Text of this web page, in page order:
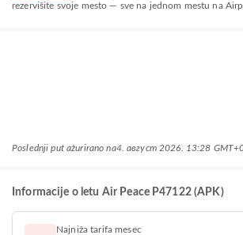
rezervišite svoje mesto — sve na jednom mestu na
Poslednji put ažurirano na4. август 2026. 13:28
Informacije o letu Air Peace P47122 (APK)
Najniža tarifa mesec